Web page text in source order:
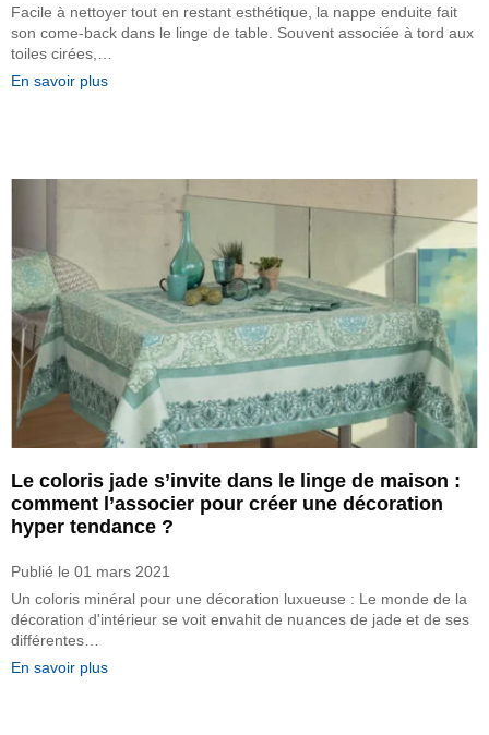
Facile à nettoyer tout en restant esthétique, la nappe enduite fait
son come-back dans le linge de table. Souvent associée à tord aux
toiles cirées,…
En savoir plus
Le coloris jade s’invite dans le linge de maison :
comment l’associer pour créer une décoration
hyper tendance ?
Publié le 01 mars 2021
Un coloris minéral pour une décoration luxueuse : Le monde de la
décoration d'intérieur se voit envahit de nuances de jade et de ses
différentes…
En savoir plus